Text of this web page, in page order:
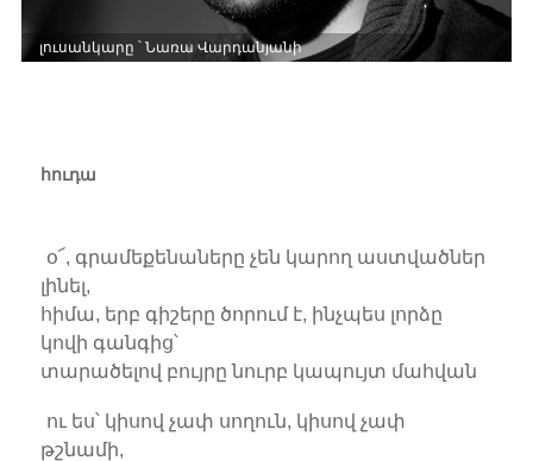
լուսանկարը ՝ Նառա Վարդանյանի
հուդա
օ՜, գրամեքենաները չեն կարող աստվածներ
լինել,
հիմա, երբ գիշերը ծորում է, ինչպես լորձը
կովի գանգից՝
տարածելով բույրը նուրբ կապույտ մահվան
ու ես՝ կիսով չափ սողուն, կիսով չափ
թշնամի,